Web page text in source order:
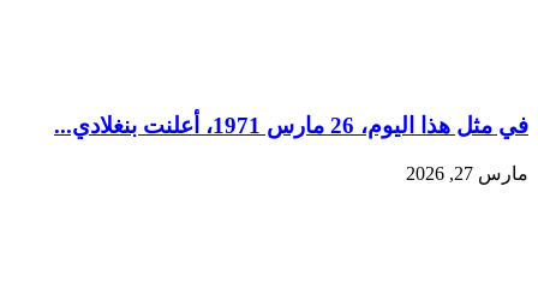
في مثل هذا اليوم، 26 مارس 1971، أعلنت بنغلادي...
مارس 27, 2026